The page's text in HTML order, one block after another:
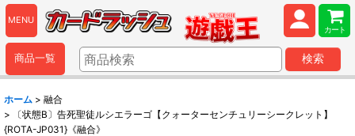
MENU
カート
商品一覧 検索
ホーム > 融合
>
〔状態B〕告死聖徒ルシエラーゴ【クォーターセンチュリーシークレット】
{ROTA-JP031}《融合》